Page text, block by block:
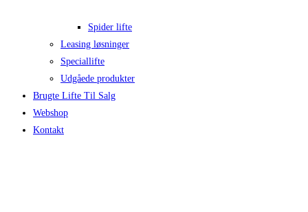
Spider lifte
Leasing løsninger
Speciallifte
Udgåede produkter
Brugte Lifte Til Salg
Webshop
Kontakt